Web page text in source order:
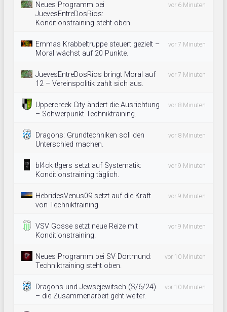
Neues Programm bei
JuevesEntreDosRios:
Konditionstraining steht oben.
vor 6 Minuten
Emmas Krabbeltruppe steuert gezielt –
Moral wächst auf 20 Punkte.
vor 7 Minuten
JuevesEntreDosRios bringt Moral auf
12 – Vereinspolitik zahlt sich aus.
vor 7 Minuten
Uppercreek City ändert die Ausrichtung
– Schwerpunkt Techniktraining.
vor 8 Minuten
Dragons: Grundtechniken soll den
Unterschied machen.
vor 8 Minuten
bl4ck t!gers setzt auf Systematik:
Konditionstraining täglich.
vor 9 Minuten
HebridesVenus09 setzt auf die Kraft
von Techniktraining.
vor 9 Minuten
VSV Gosse setzt neue Reize mit
Konditionstraining.
vor 9 Minuten
Neues Programm bei SV Dortmund:
Techniktraining steht oben.
vor 10 Minuten
Dragons und Jewsejewitsch (S/6/24)
– die Zusammenarbeit geht weiter.
vor 10 Minuten